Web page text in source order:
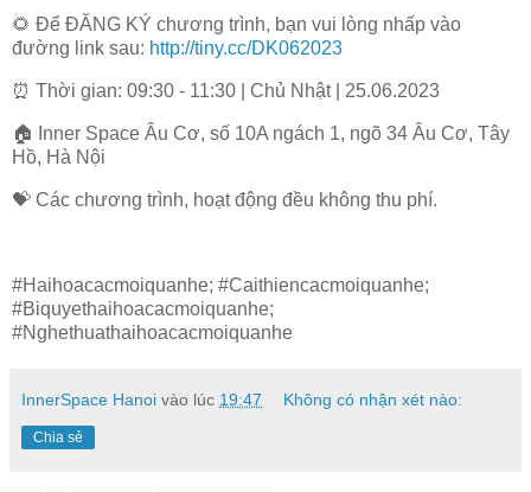
🌻 Để ĐĂNG KÝ chương trình, bạn vui lòng nhấp vào
đường link sau: http://tiny.cc/DK062023
⏰ Thời gian: 09:30 - 11:30 | Chủ Nhật | 25.06.2023
🏠 Inner Space Âu Cơ, số 10A ngách 1, ngõ 34 Âu Cơ, Tây
Hồ, Hà Nội
💝 Các chương trình, hoạt động đều không thu phí.
#Haihoacacmoiquanhe; #Caithiencacmoiquanhe;
#Biquyethaihoacacmoiquanhe;
#Nghethuathaihoacacmoiquanhe
InnerSpace Hanoi vào lúc 19:47 Không có nhận xét nào:
Chia sẻ